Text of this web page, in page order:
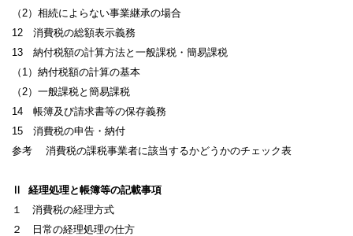
（2）相続によらない事業継承の場合
12 消費税の総額表示義務
13 納付税額の計算方法と一般課税・簡易課税
（1）納付税額の計算の基本
（2）一般課税と簡易課税
14 帳簿及び請求書等の保存義務
15 消費税の申告・納付
参考 消費税の課税事業者に該当するかどうかのチェック表
Ⅱ 経理処理と帳簿等の記載事項
１ 消費税の経理方式
２ 日常の経理処理の仕方